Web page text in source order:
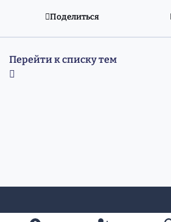
Поделиться
Перейти к списку тем